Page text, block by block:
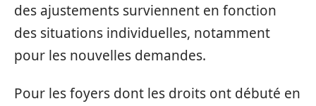
des ajustements surviennent en fonction
des situations individuelles, notamment
pour les nouvelles demandes.
Pour les foyers dont les droits ont débuté en